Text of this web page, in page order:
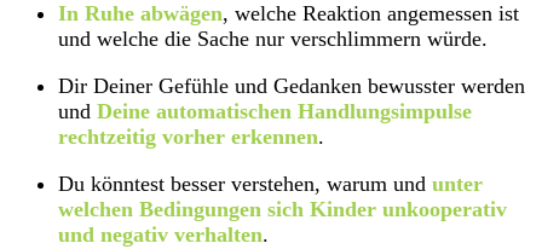
In Ruhe abwägen, welche Reaktion angemessen ist
und welche die Sache nur verschlimmern würde.
Dir Deiner Gefühle und Gedanken bewusster werden
und Deine automatischen Handlungsimpulse
rechtzeitig vorher erkennen.
Du könntest besser verstehen, warum und unter
welchen Bedingungen sich Kinder unkooperativ
und negativ verhalten.